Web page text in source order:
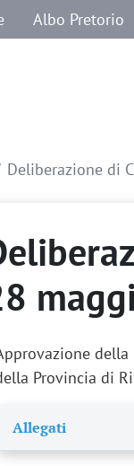
Albo Pretorio
Deliberazione di
Provincia di
Allegati